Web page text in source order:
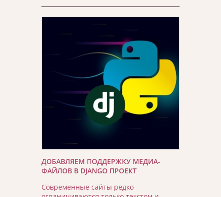
ДОБАВЛЯЕМ ПОДДЕРЖКУ МЕДИА-
ФАЙЛОВ В DJANGO ПРОЕКТ
Современные сайты редко